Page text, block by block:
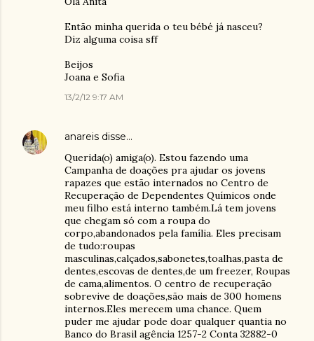
Então minha querida o teu bébé já nasceu?
Diz alguma coisa sff
Beijos
Joana e Sofia
13/2/12 9:17 AM
anareis disse…
Querida(o) amiga(o). Estou fazendo uma
Campanha de doações pra ajudar os jovens
rapazes que estão internados no Centro de
Recuperação de Dependentes Químicos onde
meu filho está interno também.Lá tem jovens
que chegam só com a roupa do
corpo,abandonados pela família. Eles precisam
de tudo:roupas
masculinas,calçados,sabonetes,toalhas,pasta de
dentes,escovas de dentes,de um freezer, Roupas
de cama,alimentos. O centro de recuperação
sobrevive de doações,são mais de 300 homens
internos.Eles merecem uma chance. Quem
puder me ajudar pode doar qualquer quantia no
Banco do Brasil agência 1257-2 Conta 32882-0